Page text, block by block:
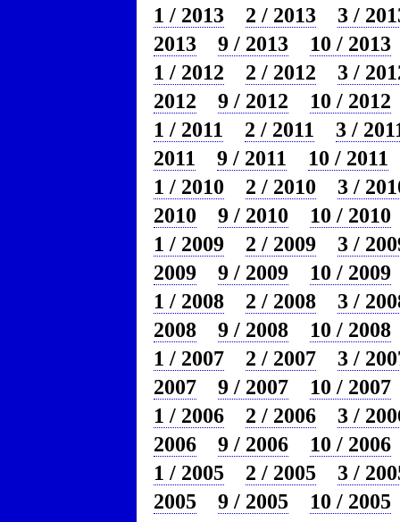
1 / 2013
2 / 2013
3 /
2013
9 / 2013
10 / 2013
1 / 2012
2 / 2012
3 /
2012
9 / 2012
10 / 2012
1 / 2011
2 / 2011
3 /
2011
9 / 2011
10 / 2011
1 / 2010
2 / 2010
3 /
2010
9 / 2010
10 / 2010
1 / 2009
2 / 2009
3 /
2009
9 / 2009
10 / 2009
1 / 2008
2 / 2008
3 /
2008
9 / 2008
10 / 2008
1 / 2007
2 / 2007
3 /
2007
9 / 2007
10 / 2007
1 / 2006
2 / 2006
3 /
2006
9 / 2006
10 / 2006
1 / 2005
2 / 2005
3 /
2005
9 / 2005
10 / 2005